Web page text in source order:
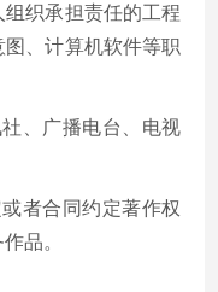
织承担责任的工程
、计算机软件等职
、广播电台、电视
者合同约定著作权
品。